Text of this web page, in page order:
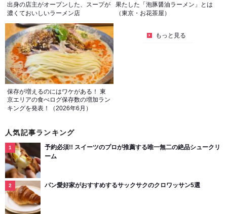
出身の店主がオープンした、スープが
濃くておいしいラーメン店
果たした「泡豚醤油ラーメン」とは
（東京・お花茶屋）
保存が増えるのにはワケがある！ 東
京エリアの食べログ保存数の増加ラン
キングを発表！（2026年6月）
もっと見る
人気記事ランキング
予約必須!! スイーツのプロが推薦する唯一無二の絶品シュークリ
ーム
パン愛好家がおすすめするサックサクのクロワッサン5選